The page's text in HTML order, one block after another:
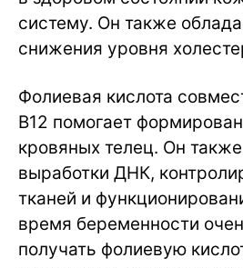
систему. Он также
снижения уровня
Фолиевая кислота
B12 помогает
кровяных телец. Он
выработки ДНК,
тканей и
время беременности
получать фолиевую